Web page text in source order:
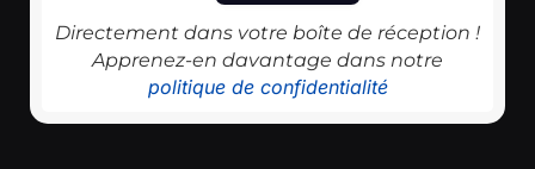
Directement dans votre boîte de réception !
Apprenez-en davantage dans notre
politique de confidentialité